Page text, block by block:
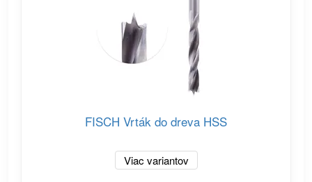
FISCH Vrták do dreva HSS
Viac variantov